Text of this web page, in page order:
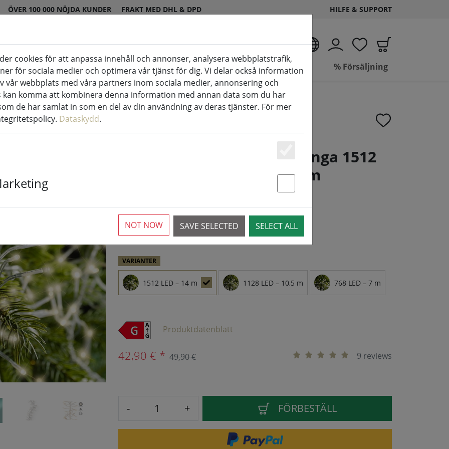
ÖVER 100 000 NÖJDA KUNDER FRAKT MED DHL & DPD HILFE & SUPPORT
SV
inomhus & utomhus
Kök & mat Boende Badrum % Försäljning
Kaemingk Lumineo ljusslinga 1512
LED varmvit utomhus 14 m
Available again from 16.10.26 - preorder now!
VARIANTER
1512 LED – 14 m 1128 LED – 10,5 m 768 LED – 7 m
Produktdatenblatt
9 reviews
42,90 € * 49,90 €
- + FÖRBESTÄLL
cookies för att anpassa innehåll och annonser, analysera webbplatstrafik,
för sociala medier och optimera vår tjänst för dig. Vi delar också information
vår webbplats med våra partners inom sociala medier, annonsering och
kan komma att kombinera denna information med annan data som du har
de har samlat in som en del av din användning av deras tjänster. För mer
Dataskydd.
Essenziell
SAVE SELECTED SELECT ALL
NOT NOW